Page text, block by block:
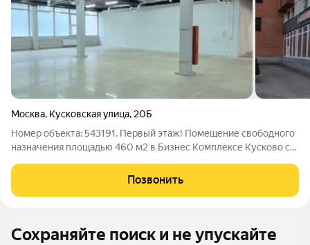
Москва, Кусковская улица, 20Б
Номер объекта: 543191. Первый этаж! Помещение свободного
назначения площадью 460 м2 в Бизнес Комплексе Кусково с
шоу-рум, спортивный зал, клинику, клиентский офис и пр. 3
отдельных входа:
Позвонить
Сохраняйте поиск и не упускайте